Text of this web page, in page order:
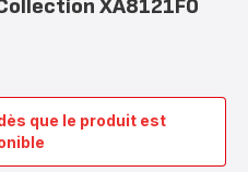
XA8121F0
que le produit est
2
Pattie